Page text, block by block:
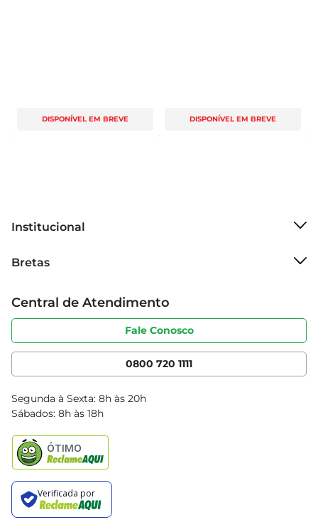
DISPONÍVEL EM BREVE DISPONÍVEL EM BREVE
Institucional
Grupo Cencosud
Sobre privacidade
Portal do fornecedor
Cencosud Media
Bretas
Produtos Bretas
Código de ética
Serviços
Clube Bretas
Blog Bretas
Black Friday
Central de Atendimento
Fale Conosco
0800 720 1111
Segunda à Sexta: 8h às 20h
Sábados: 8h às 18h